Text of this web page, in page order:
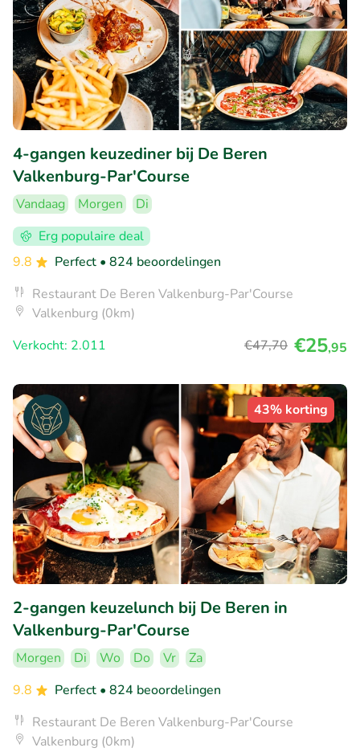
4-gangen keuzediner bij De Beren
Valkenburg-Par'Course
Vandaag Morgen
Di
Erg populaire deal
9.8
Perfect • 824 beoordelingen
Restaurant De Beren Valkenburg-Par'Course
Valkenburg (0km)
Verkocht: 2.011
€47,70 €25,95
43% korting
2-gangen keuzelunch bij De Beren in
Valkenburg-Par'Course
Morgen Di Wo Do Vr
Za
9.8
Perfect • 824 beoordelingen
Restaurant De Beren Valkenburg-Par'Course
Valkenburg (0km)